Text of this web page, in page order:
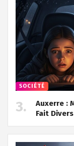
SOCIÉTÉ
Auxerre :
Fait